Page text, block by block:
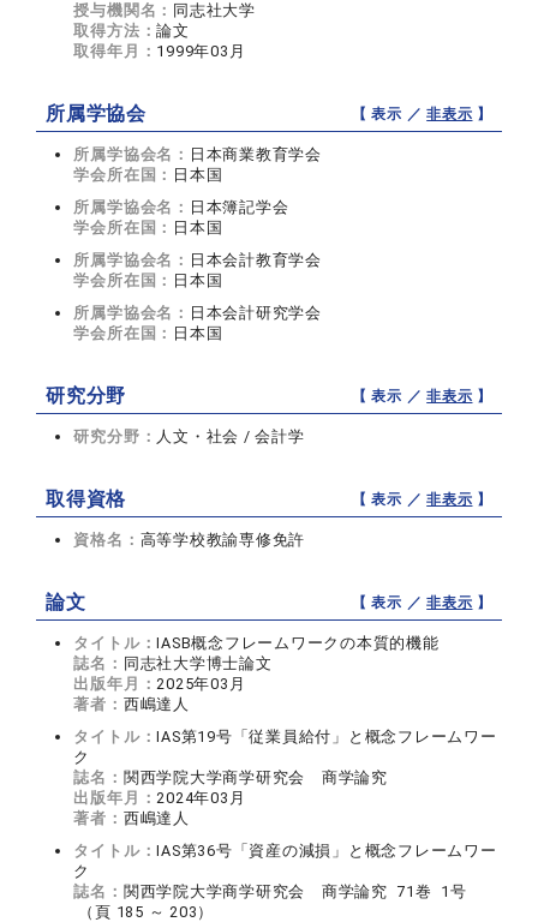
授与機関名： 同志社大学
取得方法：論文
取得年月： 1999年03月
所属学協会 【 表示 ／非表示 】
所属学協会名： 日本商業教育学会
学会所在国： 日本国
所属学協会名： 日本簿記学会
学会所在国： 日本国
所属学協会名： 日本会計教育学会
学会所在国： 日本国
所属学協会名： 日本会計研究学会
学会所在国： 日本国
研究分野 【 表示 ／非表示 】
研究分野： 人文・社会 / 会計学
取得資格 【 表示 ／非表示 】
資格名： 高等学校教諭専修免許
論文 【 表示 ／非表示 】
タイトル：IASB概念フレームワークの本質的機能
誌名： 同志社大学博士論文
出版年月：2025年03月
著者： 西嶋達人
タイトル：IAS第19号「従業員給付」と概念フレームワー
ク
誌名： 関西学院大学商学研究会 商学論究
出版年月：2024年03月
著者： 西嶋達人
タイトル：IAS第36号「資産の減損」と概念フレームワー
ク
誌名： 関西学院大学商学研究会 商学論究 71巻 1号
（頁 185 ～ 203）